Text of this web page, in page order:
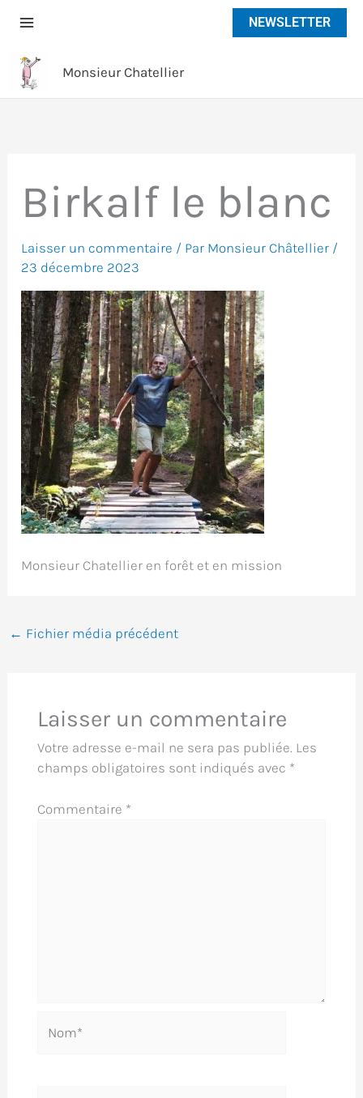
NEWSLETTER
Monsieur Chatellier
Birkalf le blanc
Laisser un commentaire / Par Monsieur Châtellier /
23 décembre 2023
Monsieur Chatellier en forêt et en mission
← Fichier média précédent
Laisser un commentaire
Votre adresse e-mail ne sera pas publiée. Les
champs obligatoires sont indiqués avec *
Commentaire *